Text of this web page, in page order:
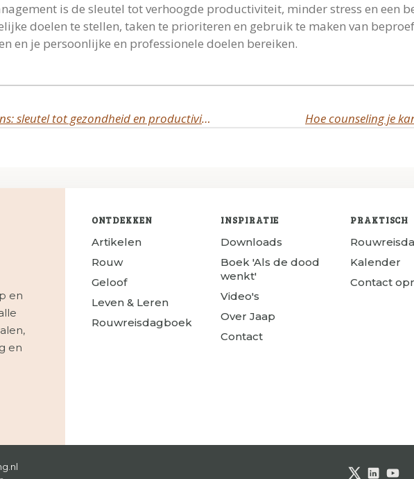
is de sleutel tot verhoogde productiviteit, minder stress en een
doelen te stellen, taken te prioriteren en gebruik te maken van
en je persoonlijke en professionele doelen bereiken.
Werk-privé balans: sleutel tot gezondheid en productiviteit Hoe counseling je
en
en
ONTDEKKEN
Artikelen
Rouw
Geloof
Leven & Leren
Rouwreisdagboek
INSPIRATIE
Downloads
Boek 'Als de dood
wenkt'
Video's
Over Jaap
Contact
PRAKTISCH
Kalender
Contact